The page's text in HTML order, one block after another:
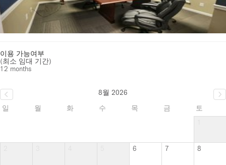
이용 가능여부
(최소 임대 기간)
12 months
8월 2026
일
월 화 수 목 금
토
6 7 8